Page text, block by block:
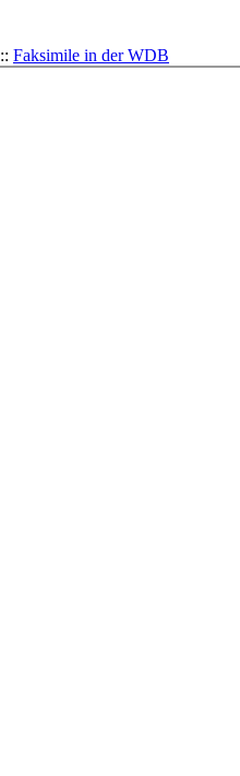
:: Faksimile in der WDB